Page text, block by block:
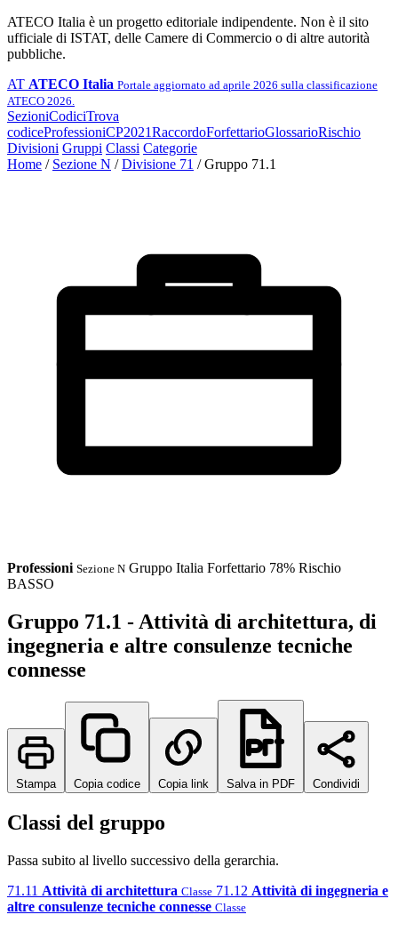
ATECO Italia è un progetto editoriale indipendente. Non è il sito
ufficiale di ISTAT, delle Camere di Commercio o di altre autorità
pubbliche.
AT ATECO Italia Portale aggiornato ad aprile 2026 sulla classificazione
ATECO 2026.
SezioniCodiciTrova
codiceProfessioniCP2021RaccordoForfettarioGlossarioRischio
Divisioni Gruppi Classi Categorie
Home / Sezione N / Divisione 71 / Gruppo 71.1
Professioni Sezione N Gruppo Italia Forfettario 78% Rischio
BASSO
Gruppo 71.1 - Attività di architettura, di
ingegneria e altre consulenze tecniche
connesse
Stampa Copia codice Copia link Salva in PDF Condividi
Classi del gruppo
Passa subito al livello successivo della gerarchia.
71.11 Attività di architettura Classe 71.12 Attività di ingegneria e
altre consulenze tecniche connesse Classe